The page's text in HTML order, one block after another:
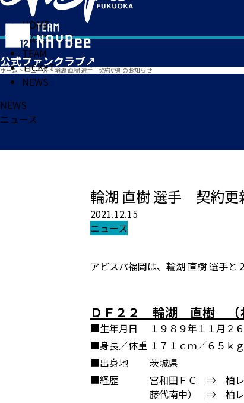
HOME
MATCH
TEAM
TICKET
NEWS
ホーム > ニュース> 輪湖 直樹 選手 契約更新のお知らせ
NEWS
ニュース
輪湖 直樹 選手 契約更
2021.12.15
ニュース
アビスパ福岡は、輪湖 直樹 選手と
ＤＦ２２ 輪湖 直樹 （
■生年月日
１９８９年１１月２
■身長／体重 １７１ｃｍ／６５ｋｇ
■出身地
茨城県
■経歴
宮和田ＦＣ ⇒ 柏レ
藤代南中） ⇒ 柏レ